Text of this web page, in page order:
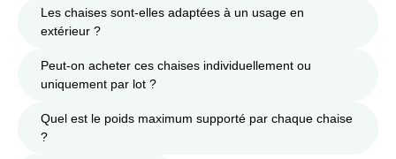
Les chaises sont-elles adaptées à un usage en
extérieur ?
Peut-on acheter ces chaises individuellement ou
uniquement par lot ?
Quel est le poids maximum supporté par chaque chaise
?